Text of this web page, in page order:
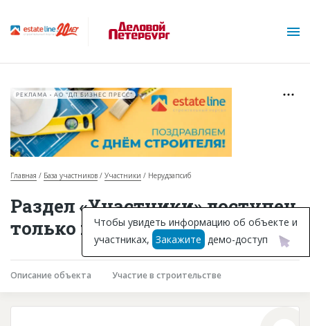
Горячие объекты
База строящихся объектов
Инвестпроекты
Глоссарий
РЕКЛАМА • АО "ДП БИЗНЕС ПРЕСС"
Главная База участников Участники Нерудзапсиб
Раздел «Участники» доступен
только подписчикам
Описание объекта Участие в строительстве
Чтобы увидеть информацию об объекте и
участниках, Закажите демо-доступ